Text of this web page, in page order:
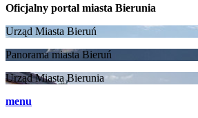
Oficjalny portal miasta Bierunia
Urząd Miasta Bieruń
Panorama miasta Bieruń
Urząd Miasta Bierunia
menu